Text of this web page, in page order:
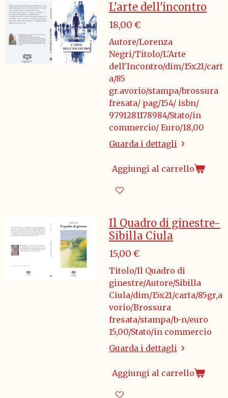
L'arte dell'incontro
18,00 €
Autore/Lorenza
Negri/Titolo/L'Arte
dell'Incontro/dim/15x21/cart
a/85
gr.avorio/stampa/brossura
fresata/ pag/154/ isbn/
9791281178984/Stato/in
commercio/ Euro/18,00
Guarda i dettagli
Aggiungi al carrello
Il Quadro di ginestre-
Sibilla Ciula
15,00 €
Titolo/Il Quadro di
ginestre/Autore/Sibilla
Ciula/dim/15x21/carta/85gr,a
vorio/Brossura
fresata/stampa/b-n/euro
15,00/Stato/in commercio
Guarda i dettagli
Aggiungi al carrello